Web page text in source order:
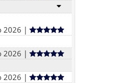
2026 |
2026 |
2026 |